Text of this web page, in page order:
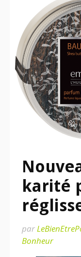
karité
par
Bonheur